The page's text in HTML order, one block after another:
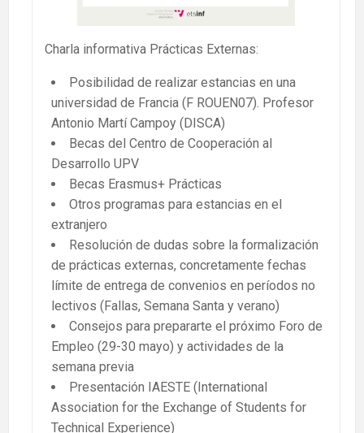
Charla informativa Prácticas Externas:
Posibilidad de realizar estancias en una
universidad de Francia (F ROUEN07). Profesor
Antonio Martí Campoy (DISCA)
Becas del Centro de Cooperación al
Desarrollo UPV
Becas Erasmus+ Prácticas
Otros programas para estancias en el
extranjero
Resolución de dudas sobre la formalización
de prácticas externas, concretamente fechas
límite de entrega de convenios en períodos no
lectivos (Fallas, Semana Santa y verano)
Consejos para prepararte el próximo Foro de
Empleo (29-30 mayo) y actividades de la
semana previa
Presentación IAESTE (International
Association for the Exchange of Students for
Technical Experience)